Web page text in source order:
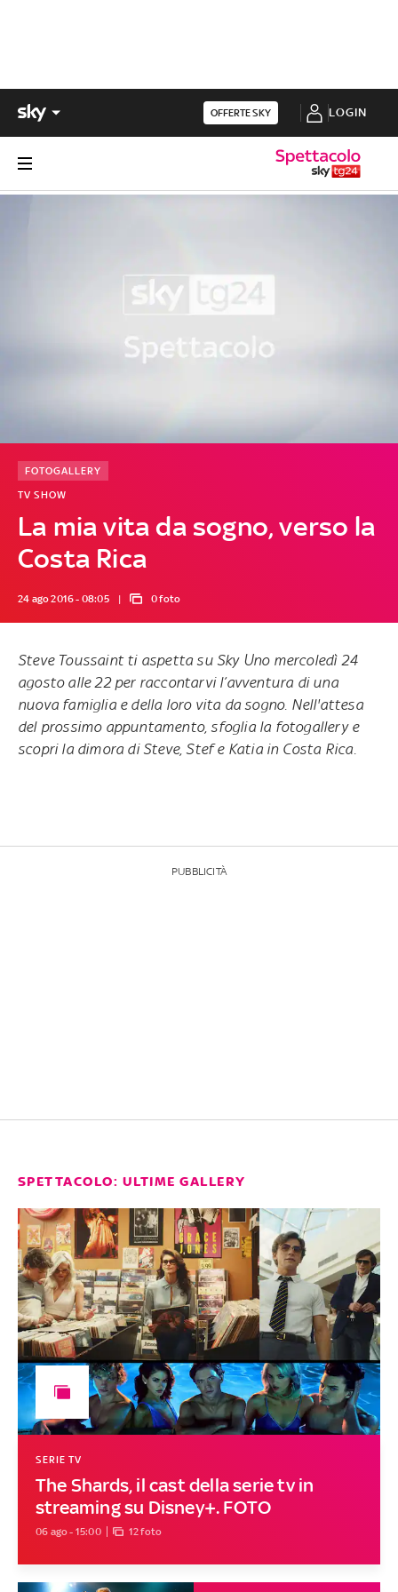
OFFERTE SKY LOGIN
La mia vita da sogno, verso la
Costa Rica
TV SHOW
FOTOGALLERY
24 ago 2016 - 08:05 0 foto
Steve Toussaint ti aspettasu Sky Uno mercoledì 24
agosto alle 22per raccontarvi l’avventura di una
nuova famiglia e della loro vita da sogno. Nell'attesa
del prossimo appuntamento, sfoglia la fotogallery e
scopri la dimora di Steve, Stef e Katia in Costa Rica.
PUBBLICITÀ
SPETTACOLO: ULTIME GALLERY
The Shards, il cast della serie tv in
streaming su Disney+. FOTO
SERIE TV
06 ago - 15:00 12 foto